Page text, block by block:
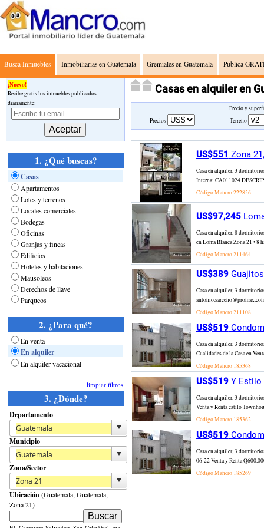
Busca Inmuebles Inmobiliarias en Guatemala Gremiales en Guatemala Publica
Casas en alquiler en
Precio y
Precios
Terreno
US$551 Zona
Casa en alquiler, 3
Interna: CA011024
Código Mancro222856
US$97,245
Casa en alquiler, 8
en Loma Blanca Zona 21 • 8
Código Mancro211464
US$389Guajitos
Casa en alquiler, 3
Código Mancro211108
US$519
Casa en alquiler, 3
Cualidades de la Casa en
Código Mancro 185368
US$519Y Estilo
Casa en alquiler, 3
Venta y Renta estilo
Código Mancro 185362
US$519
Casa en alquiler, 3
06-22 Venta y Renta
Código Mancro 185269
¡Nuevo!
Recibe gratis los inmuebles publicados
diariamente:
1. ¿Qué buscas?
Casas
Apartamentos
Lotes y terrenos
Locales comerciales
Bodegas
Oficinas
Granjas y fincas
Edificios
Hoteles y habitaciones
Mausoleos
Derechos de llave
Parqueos
2. ¿Para qué?
En venta
En alquiler
En alquiler vacacional
limpiar filtros
3. ¿Dónde?
Departamento
Municipio
Zona/Sector
Ubicación(Guatemala, Guatemala,
Zona 21)